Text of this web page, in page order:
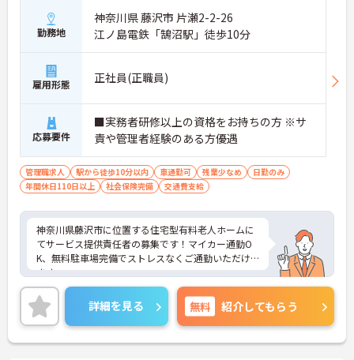
勤務地
神奈川県 藤沢市 片瀬2-2-26
江ノ島電鉄「鵠沼駅」徒歩10分
雇用形態 正社員(正職員)
応募要件
■実務者研修以上の資格をお持ちの方 ※サ
責や管理者経験のある方優遇
管理職求人 駅から徒歩10分以内 車通勤可 残業少なめ
日勤のみ
年間休日110日以上
社会保険完備 交通費支給
神奈川県藤沢市に位置する住宅型有料老人ホームに
てサービス提供責任者の募集です！マイカー通勤O
K、無料駐車場完備でストレスなくご通勤いただけ
ます。
「全員参加型」の経営スタイルで、職員が活き活き
と働ける環境づくりを心掛けています。
ご興味ある方には、面接対策ポイントなど、さらに
詳細をお話しいたしますのでお気軽にご相談くださ
い！
詳細を見る 無料 紹介してもらう